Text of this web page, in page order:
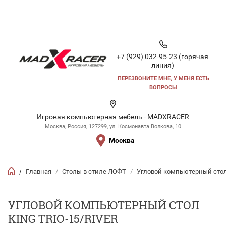
+7 (929) 032-95-23 (горячая
линия)
ПЕРЕЗВОНИТЕ МНЕ, У МЕНЯ ЕСТЬ
ВОПРОСЫ
Игровая компьютерная мебель - MADXRACER
Москва, Россия, 127299, ул. Космонавта Волкова, 10
Москва
/ Главная / Столы в стиле ЛОФТ / Угловой компьютерный
УГЛОВОЙ КОМПЬЮТЕРНЫЙ СТОЛ
KING TRIO-15/RIVER